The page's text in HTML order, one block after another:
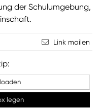
der Schulumgebung,
Link mailen
legen